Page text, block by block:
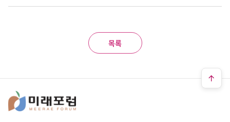
목록